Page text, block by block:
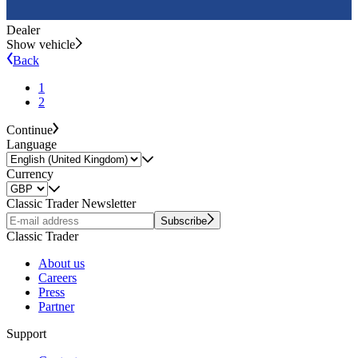
Dealer
Show vehicle
Back
1
2
Continue
Language
Currency
Classic Trader Newsletter
Subscribe
Classic Trader
About us
Careers
Press
Partner
Support